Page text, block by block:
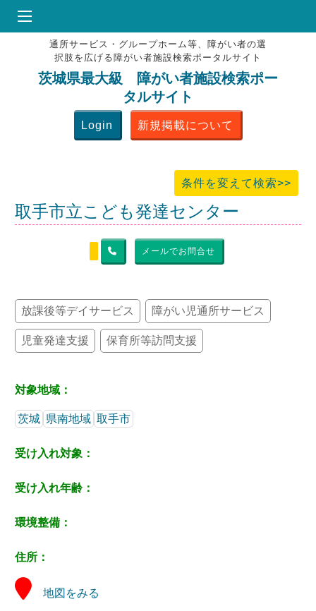
HOME
♥お気にりブックマーク
掲載会員MENU
よくある質問
通所サービス・グループホーム等、障がい者の選
択肢を広げる障がい者施設検索ポータルサイト
茨城県最大級 障がい者施設検索ポー
タルサイト
Login 新規掲載について
条件を変えて検索>>
取手市立こども発達センター
メールでお問合せ
放課後等デイサービス 障がい児通所サービス
児童発達支援 保育所等訪問支援
対象地域：
茨城 県南地域 取手市
受け入れ対象：
受け入れ年齢：
環境整備：
住所：
地図をみる